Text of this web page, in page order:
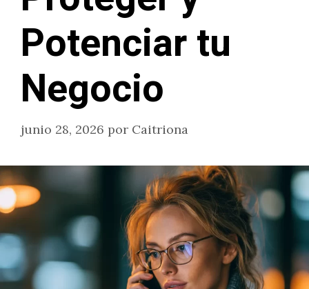
Potenciar tu
Negocio
junio 28, 2026 por Caitriona